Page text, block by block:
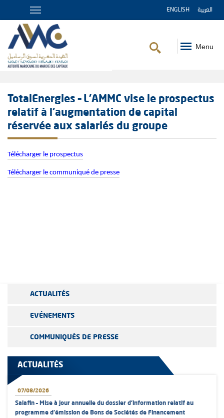
ENGLISH العربية
Menu
TotalEnergies – L’AMMC vise le prospectus
relatif à l'augmentation de capital
réservée aux salariés du groupe
Télécharger le prospectus
Télécharger le communiqué de presse
ACTUALITÉS
EVÉNEMENTS
COMMUNIQUÉS DE PRESSE
ACTUALITÉS
07/08/2026
Salafin – Mise à jour annuelle du dossier d’information relatif au
programme d'émission de Bons de Sociétés de Financement